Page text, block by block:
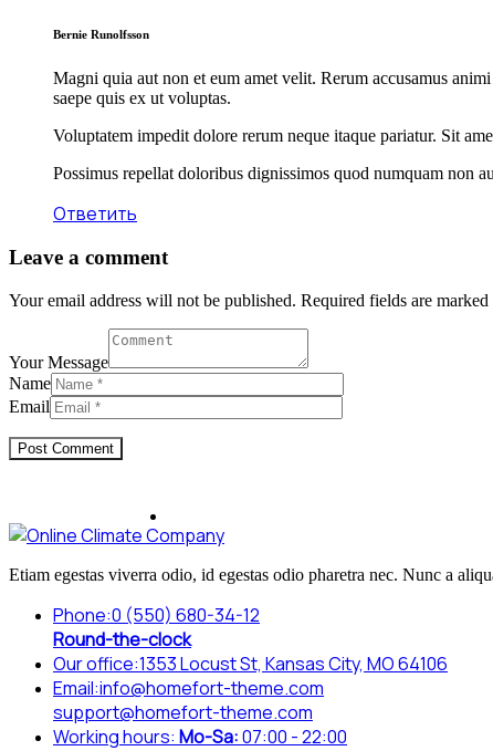
Bernie Runolfsson
Magni quia aut non et eum amet velit. Rerum accusamus
saepe quis ex ut voluptas.
Voluptatem impedit dolore rerum neque itaque pariatur. Sit
Possimus repellat doloribus dignissimos quod numquam non
Ответить
Leave a comment
Your email address will not be published. Required fields are
Your Message
Name
Email
Etiam egestas viverra odio, id egestas odio pharetra nec. Nunc a
Phone:0 (550) 680-34-12
Round-the-clock
Our office:1353 Locust St, Kansas City, MO 64106
Email:info@homefort-theme.com
support@homefort-theme.com
Working hours: Mo-Sa:07:00 - 22:00